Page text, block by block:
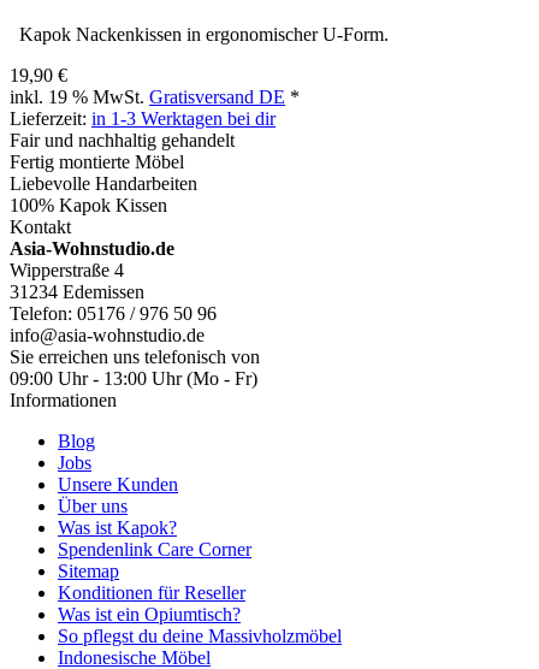
Kapok Nackenkissen in ergonomischer U-Form.
19,90 €
inkl. 19 % MwSt. Gratisversand DE *
Lieferzeit: in 1-3 Werktagen bei dir
Fair und nachhaltig gehandelt
Fertig montierte Möbel
Liebevolle Handarbeiten
100% Kapok Kissen
Kontakt
Asia-Wohnstudio.de
Wipperstraße 4
31234 Edemissen
Telefon: 05176 / 976 50 96
info@asia-wohnstudio.de
Sie erreichen uns telefonisch von
09:00 Uhr - 13:00 Uhr (Mo - Fr)
Informationen
Blog
Jobs
Unsere Kunden
Über uns
Was ist Kapok?
Spendenlink Care Corner
Sitemap
Konditionen für Reseller
Was ist ein Opiumtisch?
So pflegst du deine Massivholzmöbel
Indonesische Möbel